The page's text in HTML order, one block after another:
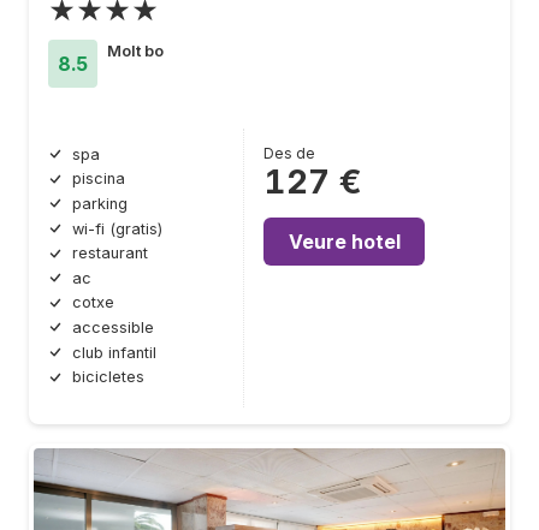
★★★★
8.5
Molt bo
spa
piscina
parking
wi-fi (gratis)
restaurant
ac
cotxe
accessible
club infantil
bicicletes
Des de
127 €
Veure hotel